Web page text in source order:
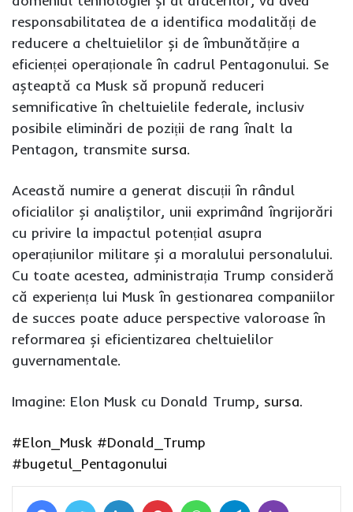
responsabilitatea de a identifica modalități de
reducere a cheltuielilor și de îmbunătățire a
eficienței operaționale în cadrul Pentagonului. Se
așteaptă ca Musk să propună reduceri
semnificative în cheltuielile federale, inclusiv
posibile eliminări de poziții de rang înalt la
Pentagon, transmite sursa.
Această numire a generat discuții în rândul
oficialilor și analiștilor, unii exprimând îngrijorări
cu privire la impactul potențial asupra
operațiunilor militare și a moralului personalului.
Cu toate acestea, administrația Trump consideră
că experiența lui Musk în gestionarea companiilor
de succes poate aduce perspective valoroase în
reformarea și eficientizarea cheltuielilor
guvernamentale.
Imagine: Elon Musk cu Donald Trump, sursa.
#Elon_Musk #Donald_Trump
#bugetul_Pentagonului
FacebookTwitter LinkedIn Pinterest WhatsAppTelegram